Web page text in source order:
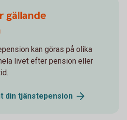
gällande
kan göras på olika
livet efter pension eller
din tjänstepension